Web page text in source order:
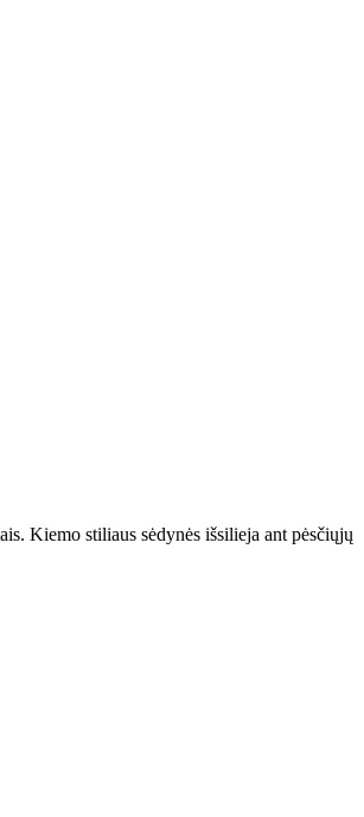
Kiemo stiliaus sėdynės išsilieja ant pėsčiųjų